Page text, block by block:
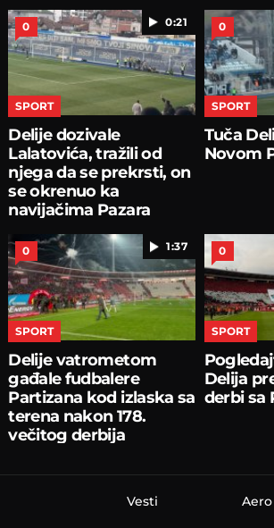
0:21
0
SPORT
Delije dozivale
Lalatovića, tražili od
njega da se prekrsti, on
se okrenuo ka
navijačima Pazara
0
SPORT
Tuča
Novom
1:37
0
SPORT
Delije vatrometom
gađale fudbalere
Partizana kod izlaska sa
terena nakon 178.
večitog derbija
0
SPORT
Delija
derbi sa
Vesti Aero